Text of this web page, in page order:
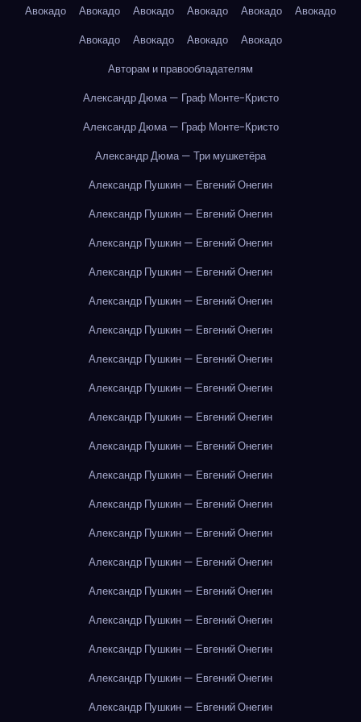
Авокадо Авокадо Авокадо Авокадо Авокадо
Авокадо
Авокадо
Авокадо Авокадо
Авокадо
Авторам и правообладателям
Александр Дюма — Граф Монте-Кристо
Александр Дюма — Граф Монте-Кристо
Александр Дюма — Три мушкетёра
Александр Пушкин — Евгений Онегин
Александр Пушкин — Евгений Онегин
Александр Пушкин — Евгений Онегин
Александр Пушкин — Евгений Онегин
Александр Пушкин — Евгений Онегин
Александр Пушкин — Евгений Онегин
Александр Пушкин — Евгений Онегин
Александр Пушкин — Евгений Онегин
Александр Пушкин — Евгений Онегин
Александр Пушкин — Евгений Онегин
Александр Пушкин — Евгений Онегин
Александр Пушкин — Евгений Онегин
Александр Пушкин — Евгений Онегин
Александр Пушкин — Евгений Онегин
Александр Пушкин — Евгений Онегин
Александр Пушкин — Евгений Онегин
Александр Пушкин — Евгений Онегин
Александр Пушкин — Евгений Онегин
Александр Пушкин — Евгений Онегин